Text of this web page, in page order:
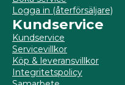
Logga in (återförsäljare)
Kundservice
Kundservice
Servicevillkor
Köp & leveransvillkor
Integritetspolicy